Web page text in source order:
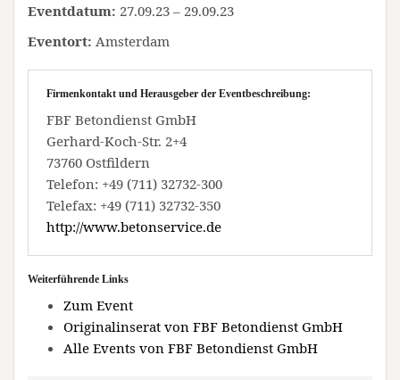
Eventdatum: 27.09.23 – 29.09.23
Eventort: Amsterdam
Firmenkontakt und Herausgeber der Eventbeschreibung:
FBF Betondienst GmbH
Gerhard-Koch-Str. 2+4
73760 Ostfildern
Telefon: +49 (711) 32732-300
Telefax: +49 (711) 32732-350
http://www.betonservice.de
Weiterführende Links
Zum Event
Originalinserat von FBF Betondienst GmbH
Alle Events von FBF Betondienst GmbH